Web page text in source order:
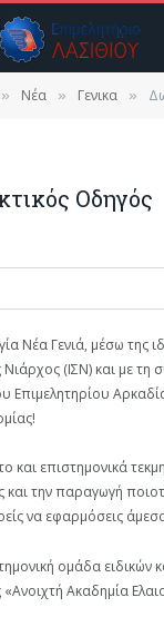
» Νέα » Γενικα »
Οδηγός
Νέα Γενιά, μέσω της
(ΙΣΝ) και με
Επιμελητηρίου
και επιστημονικά
και την παραγωγή
να εφαρμόσεις
ομάδα ειδικών
Ακαδημία